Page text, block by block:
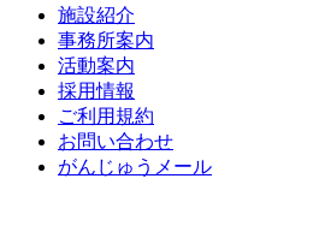
施設紹介
事務所案内
活動案内
採用情報
ご利用規約
お問い合わせ
がんじゅうメール